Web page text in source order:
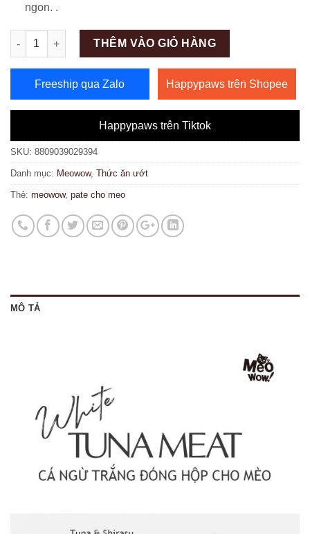
ngon. .
Số lượng
THÊM VÀO GIỎ HÀNG
Freeship qua Zalo Happypaws trên Shopee
Happypaws trên Tiktok
SKU: 8809039029394
Danh mục: Meowow, Thức ăn ướt
Thẻ: meowow, pate cho meo
MÔ TẢ